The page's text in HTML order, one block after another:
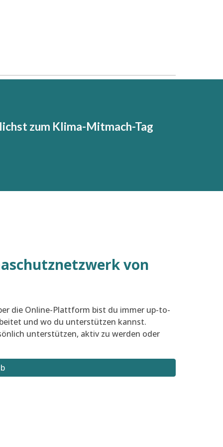
zum Klima-Mitmach-Tag
von
die Online-Plattform bist du immer up-to-
und wo du unterstützen kannst.
unterstützen, aktiv zu werden oder